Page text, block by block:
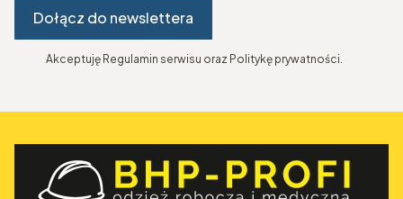
Dołącz do newslettera
Akceptuję Regulamin serwisu oraz Politykę prywatności.